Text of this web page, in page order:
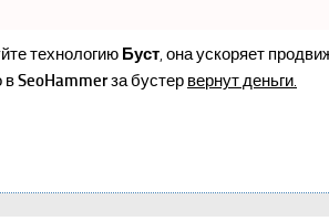
технологию Буст, она ускоряет
вSeoHammerза бустер вернут деньги.